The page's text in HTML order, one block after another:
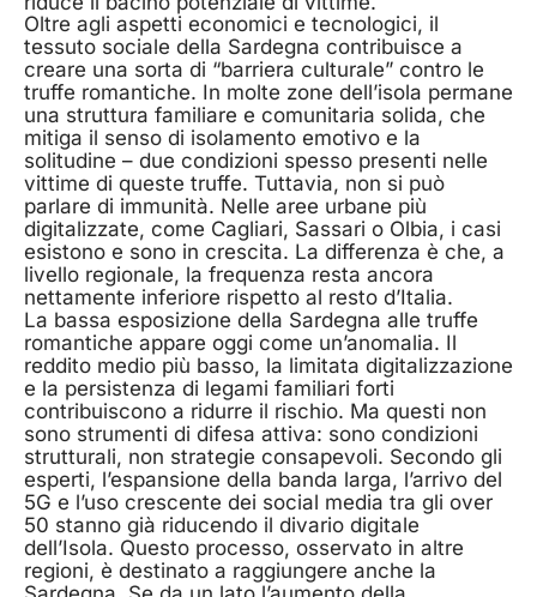
Oltre agli aspetti economici e tecnologici, il
tessuto sociale della Sardegna contribuisce a
creare una sorta di “barriera culturale” contro le
truffe romantiche. In molte zone dell’isola permane
una struttura familiare e comunitaria solida, che
mitiga il senso di isolamento emotivo e la
solitudine – due condizioni spesso presenti nelle
vittime di queste truffe. Tuttavia, non si può
parlare di immunità. Nelle aree urbane più
digitalizzate, come Cagliari, Sassari o Olbia, i casi
esistono e sono in crescita. La differenza è che, a
livello regionale, la frequenza resta ancora
nettamente inferiore rispetto al resto d’Italia.
La bassa esposizione della Sardegna alle truffe
romantiche appare oggi come un’anomalia. Il
reddito medio più basso, la limitata digitalizzazione
e la persistenza di legami familiari forti
contribuiscono a ridurre il rischio. Ma questi non
sono strumenti di difesa attiva: sono condizioni
strutturali, non strategie consapevoli. Secondo gli
esperti, l’espansione della banda larga, l’arrivo del
5G e l’uso crescente dei social media tra gli over
50 stanno già riducendo il divario digitale
dell’Isola. Questo processo, osservato in altre
regioni, è destinato a raggiungere anche la